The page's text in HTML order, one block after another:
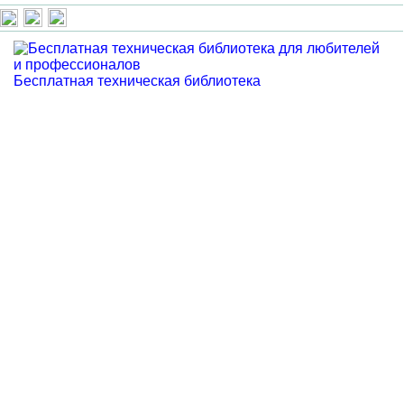
Бесплатная техническая библиотека